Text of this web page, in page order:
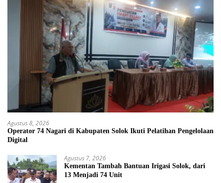
Agustus 8, 2026
Operator 74 Nagari di Kabupaten Solok Ikuti Pelatihan Pengelolaan
Digital
Agustus 7, 2026
Kementan Tambah Bantuan Irigasi Solok, dari
13 Menjadi 74 Unit